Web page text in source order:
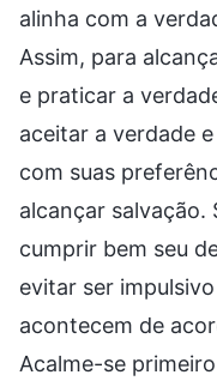
alinha com a
Assim, para
e praticar a
aceitar a verdade
com suas
alcançar salvação.
cumprir bem seu
evitar ser
acontecem de
Acalme-se